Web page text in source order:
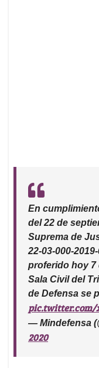
En
del 22 de
Suprema de
22-03-000-
proferido hoy 7
Sala Civil del
de Defensa se
pic.twitter.com/
— Mindefensa
2020